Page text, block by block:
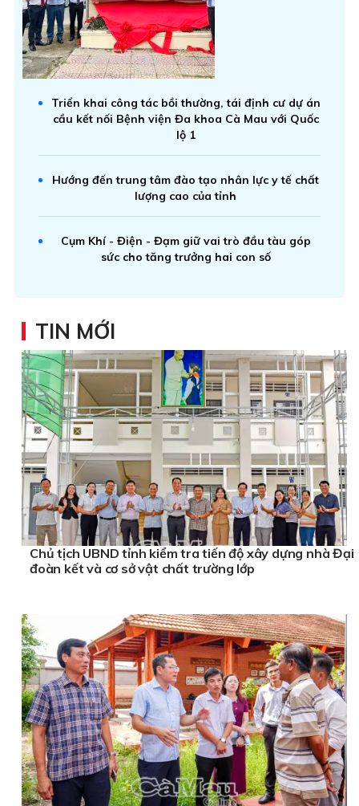
Triển khai công tác bồi thường, tái định cư dự án
cầu kết nối Bệnh viện Đa khoa Cà Mau với Quốc
lộ 1
Hướng đến trung tâm đào tạo nhân lực y tế chất
lượng cao của tỉnh
Cụm Khí - Điện - Đạm giữ vai trò đầu tàu góp
sức cho tăng trưởng hai con số
TIN MỚI
Chủ tịch UBND tỉnh kiểm tra tiến độ xây dựng nhà Đại
đoàn kết và cơ sở vật chất trường lớp